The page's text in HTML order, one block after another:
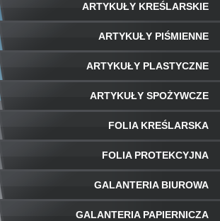
ARTYKUŁY KREŚLARSKIE
ARTYKUŁY PIŚMIENNE
ARTYKUŁY PLASTYCZNE
ARTYKUŁY SPOŻYWCZE
FOLIA KREŚLARSKA
FOLIA PROTEKCYJNA
GALANTERIA BIUROWA
GALANTERIA PAPIERNICZA